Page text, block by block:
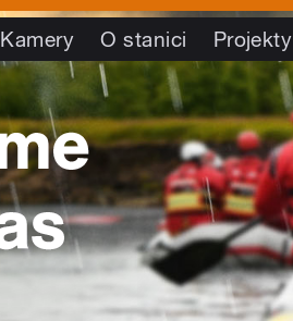
Kamery O stanici Projekty